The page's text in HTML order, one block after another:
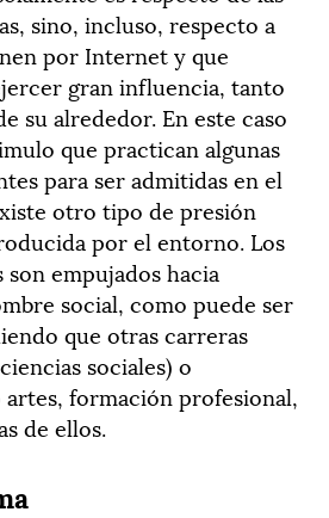
sino, incluso, respecto a
por Internet y que
gran influencia, tanto
su alrededor. En este caso
que practican algunas
para ser admitidas en el
otro tipo de presión
por el entorno. Los
empujados hacia
social, como puede ser
que otras carreras
sociales) o
formación profesional,
de ellos.